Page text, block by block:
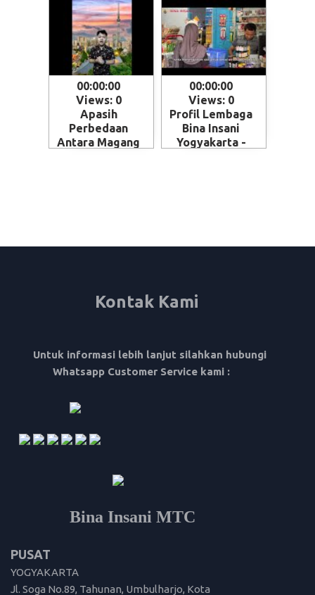
00:00:00
Views: 0
Apasih
Perbedaan
Antara Magang
00:00:00
Views: 0
Profil Lembaga
Bina Insani
Yogyakarta -
Kontak Kami
Untuk informasi lebih lanjut silahkan hubungi
Whatsapp Customer Service kami :
Bina Insani MTC
PUSAT
YOGYAKARTA
Jl. Soga No.89, Tahunan, Umbulharjo, Kota